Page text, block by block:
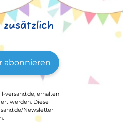
abonnieren
versand.de, erhalten
werden. Diese
Newsletter